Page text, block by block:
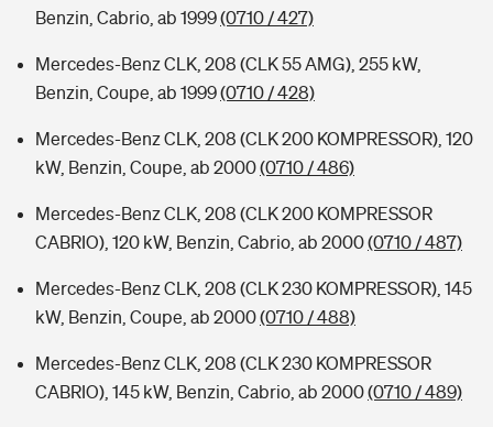
Benzin, Cabrio, ab 1999(0710 / 427)
Mercedes-Benz CLK, 208 (CLK 55 AMG), 255 kW,
Benzin, Coupe, ab 1999(0710 / 428)
Mercedes-Benz CLK, 208 (CLK 200 KOMPRESSOR), 120
kW, Benzin, Coupe, ab 2000(0710 / 486)
Mercedes-Benz CLK, 208 (CLK 200 KOMPRESSOR
CABRIO), 120 kW, Benzin, Cabrio, ab 2000(0710 / 487)
Mercedes-Benz CLK, 208 (CLK 230 KOMPRESSOR), 145
kW, Benzin, Coupe, ab 2000(0710 / 488)
Mercedes-Benz CLK, 208 (CLK 230 KOMPRESSOR
CABRIO), 145 kW, Benzin, Cabrio, ab 2000(0710 / 489)